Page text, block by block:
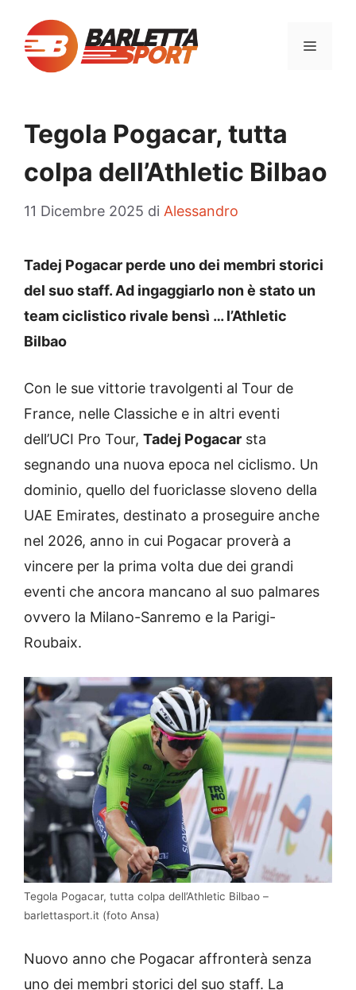
contenuto
MENU
Tegola Pogacar, tutta
colpa dell’Athletic Bilbao
11 Dicembre 2025 di Alessandro
Tadej Pogacar perde uno dei membri storici
del suo staff. Ad ingaggiarlo non è stato un
team ciclistico rivale bensì … l’Athletic
Bilbao
Con le sue vittorie travolgenti al Tour de
France, nelle Classiche e in altri eventi
dell’UCI Pro Tour, Tadej Pogacar sta
segnando una nuova epoca nel ciclismo. Un
dominio, quello del fuoriclasse sloveno della
UAE Emirates, destinato a proseguire anche
nel 2026, anno in cui Pogacar proverà a
vincere per la prima volta due dei grandi
eventi che ancora mancano al suo palmares
ovvero la Milano-Sanremo e la Parigi-
Roubaix.
Tegola Pogacar, tutta colpa dell’Athletic Bilbao –
barlettasport.it (foto Ansa)
Nuovo anno che Pogacar affronterà senza
uno dei membri storici del suo staff. La